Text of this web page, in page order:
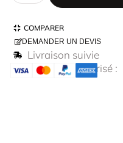
COMPARER
DEMANDER UN DEVIS
Livraison suivie
Paiement sécurisé :